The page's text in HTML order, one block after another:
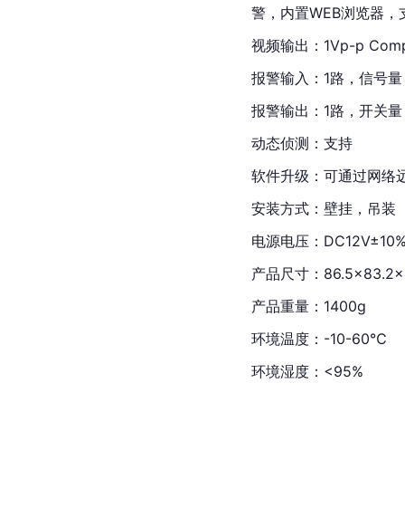
警，内置WEB浏览器
视频输出：1Vp-p
报警输入：1路，信号量
报警输出：1路，开关量
动态侦测：支持
软件升级：可通过网络
安装方式：壁挂，吊装
电源电压：
产品尺寸：
产品重量：1400g
环境温度：-10-60℃
环境湿度：<95%